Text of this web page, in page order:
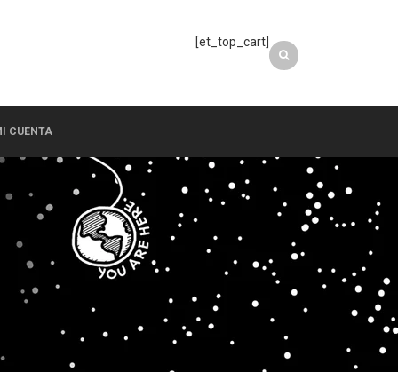
[et_top_cart]
CUENTA